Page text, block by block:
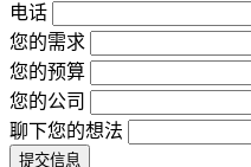
电话
您的需求
您的预算
您的公司
聊下您的想法